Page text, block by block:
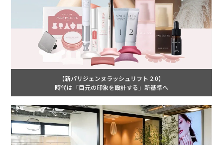
【新パリジェンヌラッシュリフト 2.0】
時代は「目元の印象を設計する」新基準へ